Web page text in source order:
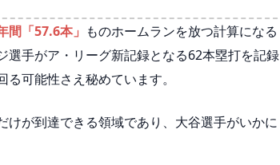
間「57.6本」 ものホームランを放つ計算になる
選手がア・リーグ新記録となる62本塁打を記録
可能性さえ秘めています。
が到達できる領域であり、大谷選手がいかに